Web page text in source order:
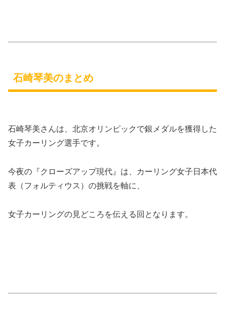
石崎琴美のまとめ
石崎琴美さんは、北京オリンピックで銀メダルを獲得した
女子カーリング選手です。
今夜の『クローズアップ現代』は、カーリング女子日本代
表（フォルティウス）の挑戦を軸に、
女子カーリングの見どころを伝える回となります。